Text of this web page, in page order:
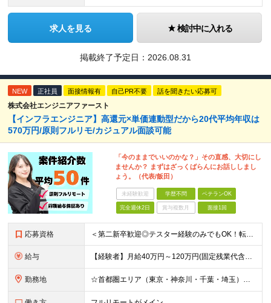
求人を見る 検討中に入れる
掲載終了予定日： 2026.08.31
NEW 正社員 面接情報有 自己PR不要 話を聞きたい応募可
株式会社エンジニアファースト
【インフラエンジニア】高還元×単価連動型だから20代平均年収は
570万円/原則フルリモ/カジュアル面談可能
「今のままでいいのかな？」その直感、大切にし
ませんか？ まずはざっくばらんにお話ししまし
ょう。（代表/飯田）
未経験歓迎 学歴不問 ベテランOK
完全週休2日 賞与複数月 面接1回
応募資格 ＜第二新卒歓迎◎テスター経験のみでもOK！転職回数不問＞ ■学歴不問 ■ブランクOK ■エンジニアとしての実務経験が1年以上ある方 └開発、インフラ、工程、言語は一切不問！ ※未経験も若干名募集して
給与 【経験者】月給40万円～120万円(固定残業代含む)+各種手当 ★前職給与の総収入額を100％保証｜還元率84％〜100％ ★20代の平均年収570万円 ※月給には、みなし残業手当(月30時間／5万
勤務地 ☆首都圏エリア（東京・神奈川・千葉・埼玉）・名古屋・大阪・福岡を中心とした全国各地のプロジェクト先に参画いただきます。 ※希望をヒアリングした上で決定します ☆全国各地からフルリモートOK 【本社】